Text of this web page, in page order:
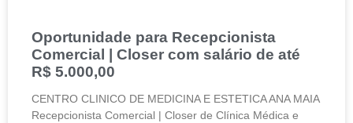
Oportunidade para Recepcionista
Comercial | Closer com salário de até
R$ 5.000,00
CENTRO CLINICO DE MEDICINA E ESTETICA ANA MAIA
Recepcionista Comercial | Closer de Clínica Médica e